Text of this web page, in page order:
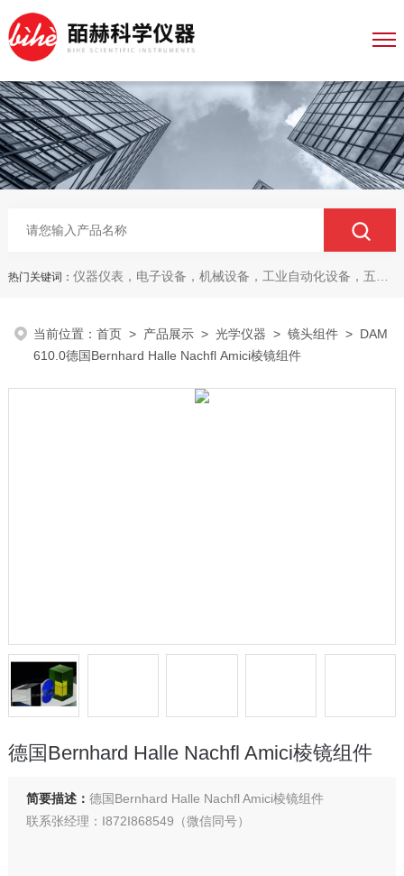
热门关键词： 仪器仪表，电子设备，机械设备，工业自动化设备，五金产品，电线电缆，金属材料，电子
当前位置：首页 > 产品展示 >光学仪器 >镜头组件 > DAM
610.0德国Bernhard Halle Nachfl Amici棱镜组件
德国Bernhard Halle Nachfl Amici棱镜组件
简要描述： 德国Bernhard Halle Nachfl Amici棱镜组件
联系张经理：I872I868549（微信同号）